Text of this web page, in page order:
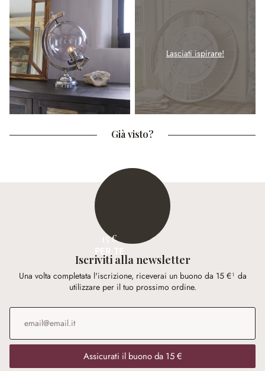
Lasciati ispirare!
Già visto?
15 €
PER TE
Iscriviti alla newsletter
Una volta completata l'iscrizione, riceverai un buono da 15 €¹ da
utilizzare per il tuo prossimo ordine.
Indirizzo e-mail*
Assicurati il buono da 15 €